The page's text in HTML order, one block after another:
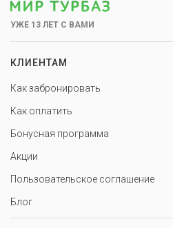
УЖЕ 13 ЛЕТ С ВАМИ
КЛИЕНТАМ
Как забронировать
Как оплатить
Бонусная программа
Акции
Пользовательское соглашение
Блог